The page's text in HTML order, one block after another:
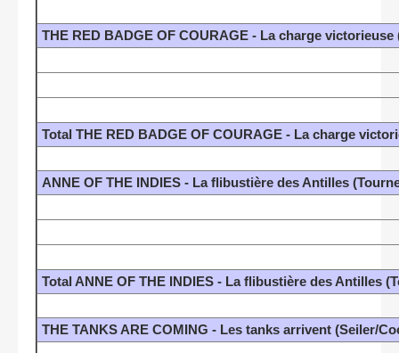
THE RED BADGE OF COURAGE - La charge
Total THE RED BADGE OF COURAGE - La charge
ANNE OF THE INDIES - La flibustière des Antilles
Total ANNE OF THE INDIES - La flibustière des Antilles
THE TANKS ARE COMING - Les tanks arrivent (Seiler/